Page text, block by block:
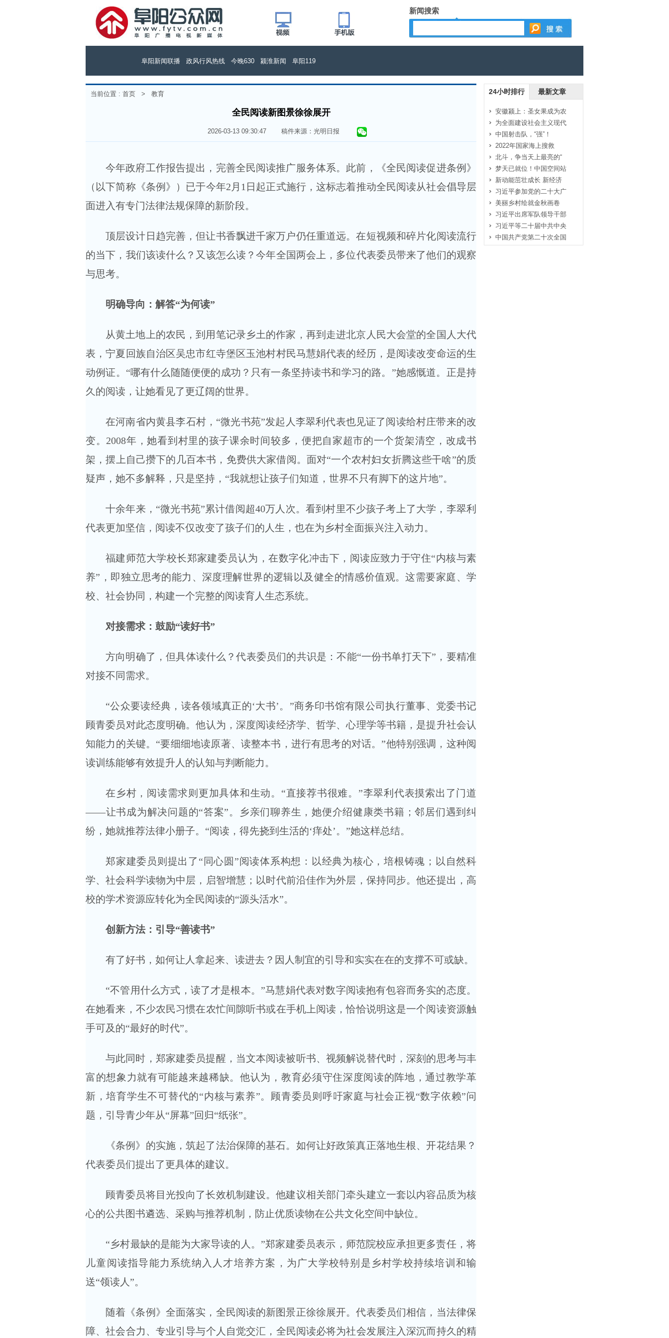
新闻搜索
阜阳新闻联播 政风行风热线 今晚630 颍淮新闻 阜阳119
当前位置 : 首页 > 教育
全民阅读新图景徐徐展开
2026-03-13 09:30:47 稿件来源：光明日报
今年政府工作报告提出，完善全民阅读推广服务体系。此前，《全民阅读促进条例》
（以下简称《条例》）已于今年2月1日起正式施行，这标志着推动全民阅读从社会倡导层
面进入有专门法律法规保障的新阶段。
顶层设计日趋完善，但让书香飘进千家万户仍任重道远。在短视频和碎片化阅读流行
的当下，我们该读什么？又该怎么读？今年全国两会上，多位代表委员带来了他们的观察
与思考。
明确导向：解答“为何读”
从黄土地上的农民，到用笔记录乡土的作家，再到走进北京人民大会堂的全国人大代
表，宁夏回族自治区吴忠市红寺堡区玉池村村民马慧娟代表的经历，是阅读改变命运的生
动例证。“哪有什么随随便便的成功？只有一条坚持读书和学习的路。”她感慨道。正是持
久的阅读，让她看见了更辽阔的世界。
在河南省内黄县李石村，“微光书苑”发起人李翠利代表也见证了阅读给村庄带来的改
变。2008年，她看到村里的孩子课余时间较多，便把自家超市的一个货架清空，改成书
架，摆上自己攒下的几百本书，免费供大家借阅。面对“一个农村妇女折腾这些干啥”的质
疑声，她不多解释，只是坚持，“我就想让孩子们知道，世界不只有脚下的这片地”。
十余年来，“微光书苑”累计借阅超40万人次。看到村里不少孩子考上了大学，李翠利
代表更加坚信，阅读不仅改变了孩子们的人生，也在为乡村全面振兴注入动力。
福建师范大学校长郑家建委员认为，在数字化冲击下，阅读应致力于守住“内核与素
养”，即独立思考的能力、深度理解世界的逻辑以及健全的情感价值观。这需要家庭、学
校、社会协同，构建一个完整的阅读育人生态系统。
对接需求：鼓励“读好书”
方向明确了，但具体读什么？代表委员们的共识是：不能“一份书单打天下”，要精准
对接不同需求。
“公众要读经典，读各领域真正的‘大书’。”商务印书馆有限公司执行董事、党委书记
顾青委员对此态度明确。他认为，深度阅读经济学、哲学、心理学等书籍，是提升社会认
知能力的关键。“要细细地读原著、读整本书，进行有思考的对话。”他特别强调，这种阅
读训练能够有效提升人的认知与判断能力。
在乡村，阅读需求则更加具体和生动。“直接荐书很难。”李翠利代表摸索出了门道
——让书成为解决问题的“答案”。乡亲们聊养生，她便介绍健康类书籍；邻居们遇到纠
纷，她就推荐法律小册子。“阅读，得先挠到生活的‘痒处’。”她这样总结。
郑家建委员则提出了“同心圆”阅读体系构想：以经典为核心，培根铸魂；以自然科
学、社会科学读物为中层，启智增慧；以时代前沿佳作为外层，保持同步。他还提出，高
校的学术资源应转化为全民阅读的“源头活水”。
创新方法：引导“善读书”
有了好书，如何让人拿起来、读进去？因人制宜的引导和实实在在的支撑不可或缺。
“不管用什么方式，读了才是根本。”马慧娟代表对数字阅读抱有包容而务实的态度。
在她看来，不少农民习惯在农忙间隙听书或在手机上阅读，恰恰说明这是一个阅读资源触
手可及的“最好的时代”。
与此同时，郑家建委员提醒，当文本阅读被听书、视频解说替代时，深刻的思考与丰
富的想象力就有可能越来越稀缺。他认为，教育必须守住深度阅读的阵地，通过教学革
新，培育学生不可替代的“内核与素养”。顾青委员则呼吁家庭与社会正视“数字依赖”问
题，引导青少年从“屏幕”回归“纸张”。
《条例》的实施，筑起了法治保障的基石。如何让好政策真正落地生根、开花结果？
代表委员们提出了更具体的建议。
顾青委员将目光投向了长效机制建设。他建议相关部门牵头建立一套以内容品质为核
心的公共图书遴选、采购与推荐机制，防止优质读物在公共文化空间中缺位。
“乡村最缺的是能为大家导读的人。”郑家建委员表示，师范院校应承担更多责任，将
儿童阅读指导能力系统纳入人才培养方案，为广大学校特别是乡村学校持续培训和输
送“领读人”。
随着《条例》全面落实，全民阅读的新图景正徐徐展开。代表委员们相信，当法律保
障、社会合力、专业引导与个人自觉交汇，全民阅读必将为社会发展注入深沉而持久的精
24小时排行 最新文章
安徽颍上：圣女果成为农
为全面建设社会主义现代
中国射击队，“强”！
2022年国家海上搜救
北斗，争当天上最亮的“
梦天已就位！中国空间站
新动能茁壮成长 新经济
习近平参加党的二十大广
美丽乡村绘就金秋画卷
习近平出席军队领导干部
习近平等二十届中共中央
中国共产党第二十次全国